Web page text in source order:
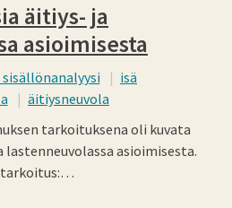
äitiys- ja
asioimisesta
isä
äitiysneuvola
tarkoituksena oli kuvata
lastenneuvolassa asioimisesta.
tarkoitus:…